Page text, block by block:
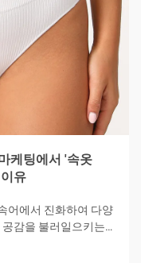
케팅에서 '속옷
유
어에서 진화하여 다양
감을 불러일으키는